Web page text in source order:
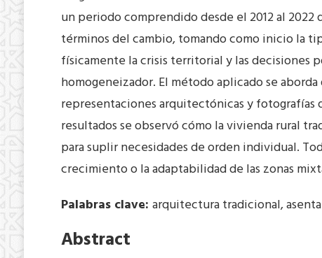
un periodo comprendido desde el 2012 al
términos del cambio, tomando como inicio la
físicamente la crisis territorial y las decisiones
homogeneizador. El método aplicado se
representaciones arquitectónicas y fotografías
resultados se observó cómo la vivienda rural
para suplir necesidades de orden individual.
crecimiento o la adaptabilidad de las zonas
Palabras clave: arquitectura tradicional,
Abstract